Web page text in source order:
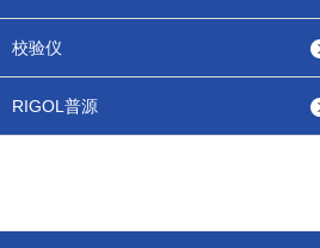
校验仪
RIGOL普源